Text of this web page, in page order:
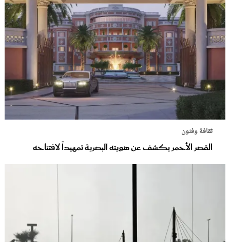
ثقافة وفنون
القصر الأحمر يكشف عن هويته البصرية تمهيداً لافتتاحه